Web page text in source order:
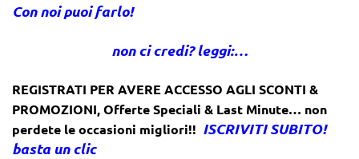
Con noi puoi farlo!
non ci credi? leggi:…
REGISTRATI PER AVERE ACCESSO AGLI SCONTI &
PROMOZIONI,Offerte Speciali & Last Minute… non
perdete le occasioni migliori!! ISCRIVITI SUBITO!
basta un clic